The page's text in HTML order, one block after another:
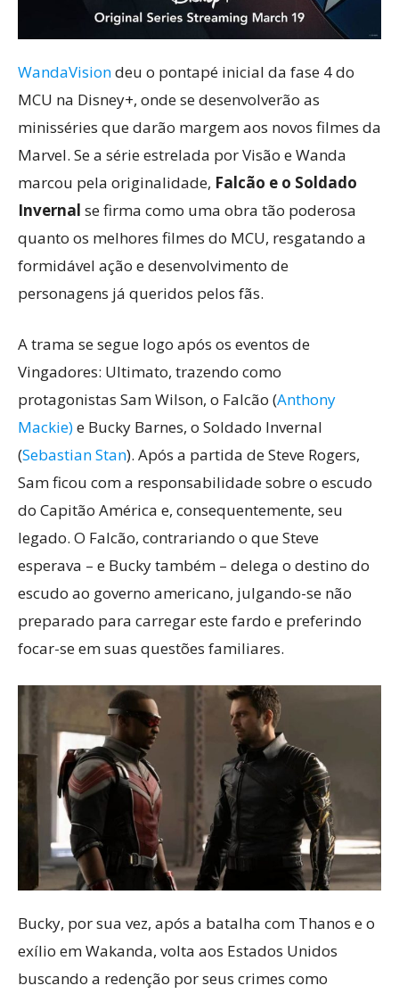
WandaVisiondeu o pontapé inicial da fase 4 do
MCU na Disney+, onde se desenvolverão as
minisséries que darão margem aos novos filmes da
Marvel. Se a série estrelada por Visão e Wanda
marcou pela originalidade, Falcão e o Soldado
Invernal se firma como uma obra tão poderosa
quanto os melhores filmes do MCU, resgatando a
formidável ação e desenvolvimento de
personagens já queridos pelos fãs.
A trama se segue logo após os eventos de
Vingadores: Ultimato, trazendo como
protagonistas Sam Wilson, o Falcão (Anthony
Mackie)e Bucky Barnes, o Soldado Invernal
(Sebastian Stan). Após a partida de Steve Rogers,
Sam ficou com a responsabilidade sobre o escudo
do Capitão América e, consequentemente, seu
legado. O Falcão, contrariando o que Steve
esperava – e Bucky também – delega o destino do
escudo ao governo americano, julgando-se não
preparado para carregar este fardo e preferindo
focar-se em suas questões familiares.
Bucky, por sua vez, após a batalha com Thanos e o
exílio em Wakanda, volta aos Estados Unidos
buscando a redenção por seus crimes como